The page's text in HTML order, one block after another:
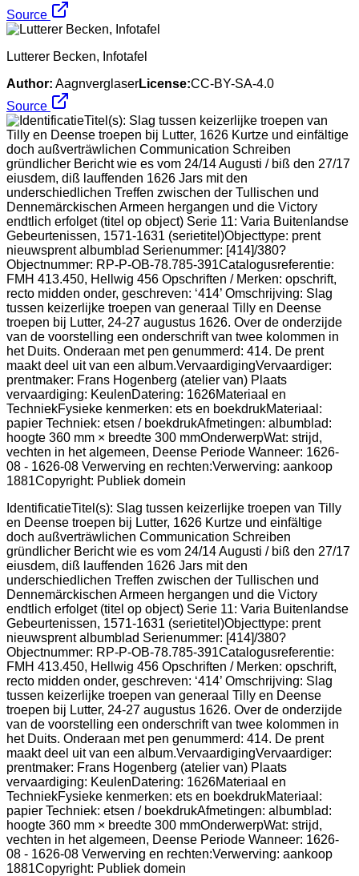
Source
Lutterer Becken, Infotafel
Author: AagnverglaserLicense:CC-BY-SA-4.0
Source
IdentificatieTitel(s): Slag tussen keizerlijke troepen van Tilly
en Deense troepen bij Lutter, 1626 Kurtze und einfältige
doch außverträwlichen Communication Schreiben
gründlicher Bericht wie es vom 24/14 Augusti / biß den 27/17
eiusdem, diß lauffenden 1626 Jars mit den
underschiedlichen Treffen zwischen der Tullischen und
Dennemärckischen Armeen hergangen und die Victory
endtlich erfolget (titel op object) Serie 11: Varia Buitenlandse
Gebeurtenissen, 1571-1631 (serietitel)Objecttype: prent
nieuwsprent albumblad Serienummer: [414]/380?
Objectnummer: RP-P-OB-78.785-391Catalogusreferentie:
FMH 413.450, Hellwig 456 Opschriften / Merken: opschrift,
recto midden onder, geschreven: ‘414’ Omschrijving: Slag
tussen keizerlijke troepen van generaal Tilly en Deense
troepen bij Lutter, 24-27 augustus 1626. Over de onderzijde
van de voorstelling een onderschrift van twee kolommen in
het Duits. Onderaan met pen genummerd: 414. De prent
maakt deel uit van een album.VervaardigingVervaardiger:
prentmaker: Frans Hogenberg (atelier van) Plaats
vervaardiging: KeulenDatering: 1626Materiaal en
TechniekFysieke kenmerken: ets en boekdrukMateriaal:
papier Techniek: etsen / boekdrukAfmetingen: albumblad:
hoogte 360 mm × breedte 300 mmOnderwerpWat: strijd,
vechten in het algemeen, Deense Periode Wanneer: 1626-
08 - 1626-08 Verwerving en rechten:Verwerving: aankoop
1881Copyright: Publiek domein